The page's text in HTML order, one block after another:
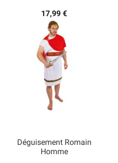
17,99 €
Déguisement Romain
Homme